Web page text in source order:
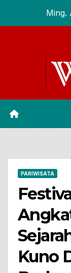
Ming.
PARIWISATA
Kuno